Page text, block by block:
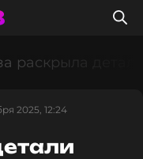
раскрыла
2025, 12:24